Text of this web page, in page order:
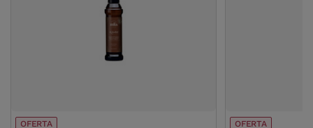
OFERTA OFERTA